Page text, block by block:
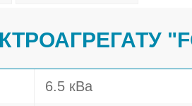
6.5 кВа